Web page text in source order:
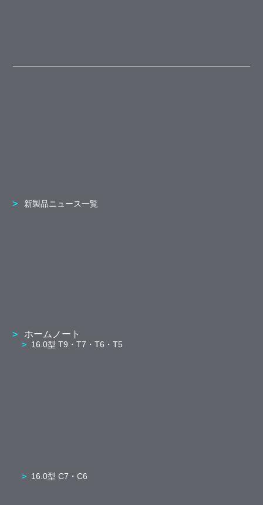
新製品ニュース一覧
ホームノート
16.0型 T9・T7・T6・T5
16.0型 C7・C6